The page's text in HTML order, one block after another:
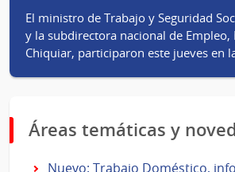
El ministro de Trabajo y Seguridad
y la subdirectora nacional de Empleo,
Chiquiar, participaron este jueves en
Áreas temáticas y
Nuevo: Trabajo Doméstico,